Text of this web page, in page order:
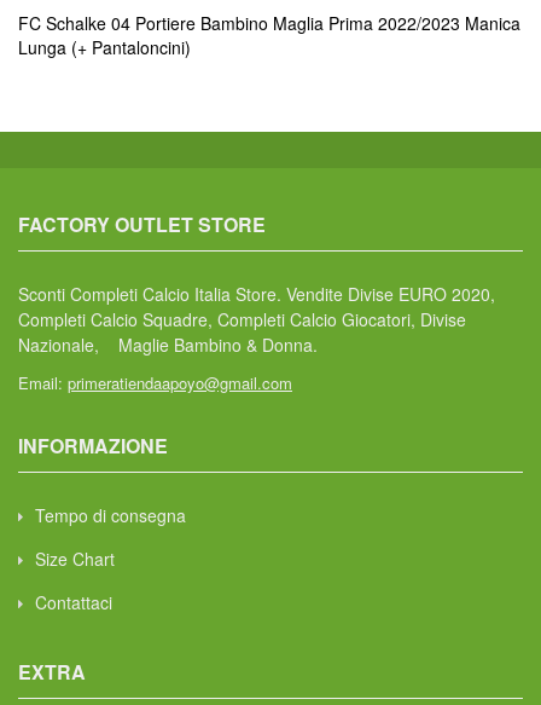
FC Schalke 04 Portiere Bambino Maglia Prima 2022/2023 Manica
Lunga (+ Pantaloncini)
FACTORY OUTLET STORE
Sconti Completi Calcio Italia Store. Vendite Divise EURO 2020,
Completi Calcio Squadre, Completi Calcio Giocatori, Divise
Nazionale, Maglie Bambino & Donna.
Email: primeratiendaapoyo@gmail.com
INFORMAZIONE
Tempo di consegna
Size Chart
Contattaci
EXTRA